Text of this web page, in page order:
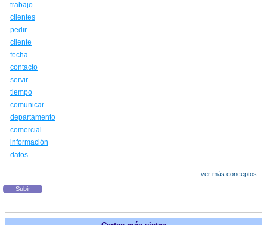
trabajo
clientes
pedir
cliente
fecha
contacto
servir
tiempo
comunicar
departamento
comercial
información
datos
ver más conceptos
Subir